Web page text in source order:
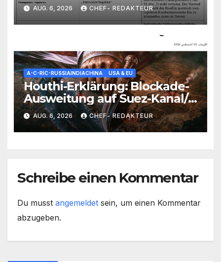
als „Terroristenführer“
AUG. 6, 2026 CHEF- REDAKTEUR
A-C-RIC-RUSSIAINDIACHINA USA & EU
Houthi-Erklärung: Blockade-
Ausweitung auf Suez-Kanal/
Saudis unter Beschuss/
Kampf um die Rote-Meer-
Kontrolle voll entbrannt
AUG. 6, 2026 CHEF- REDAKTEUR
Schreibe einen Kommentar
Du musst angemeldet sein, um einen Kommentar
abzugeben.